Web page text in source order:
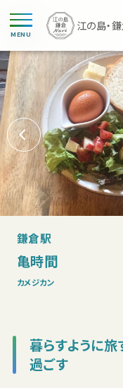
MENU
鎌倉駅
亀時間
カメジカン
暮らすように
過ごす